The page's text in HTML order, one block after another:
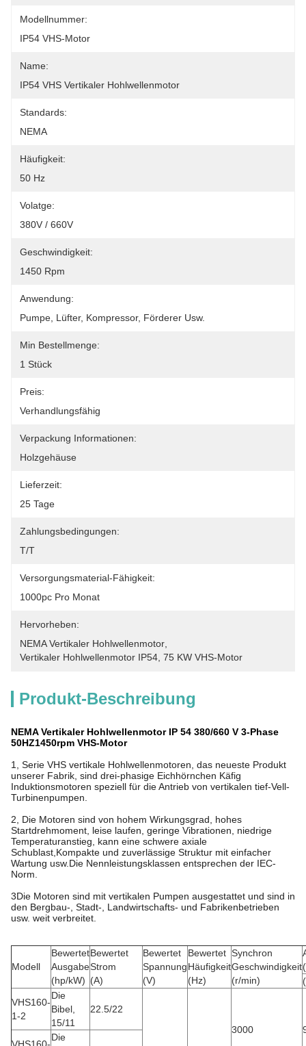
Modellnummer:
IP54 VHS-Motor
Name:
IP54 VHS Vertikaler Hohlwellenmotor
Standards:
NEMA
Häufigkeit:
50 Hz
Volatge:
380V / 660V
Geschwindigkeit:
1450 Rpm
Anwendung:
Pumpe, Lüfter, Kompressor, Förderer Usw.
Min Bestellmenge:
1 Stück
Preis:
Verhandlungsfähig
Verpackung Informationen:
Holzgehäuse
Lieferzeit:
25 Tage
Zahlungsbedingungen:
T/T
Versorgungsmaterial-Fähigkeit:
1000pc Pro Monat
Hervorheben:
NEMA Vertikaler Hohlwellenmotor
Vertikaler Hohlwellenmotor IP54 75 KW VHS-Motor
Produkt-Beschreibung
NEMA Vertikaler Hohlwellenmotor IP 54 380/660 V 3-Phase
50HZ1450rpm VHS-Motor
1, Serie VHS vertikale Hohlwellenmotoren, das neueste Produkt
unserer Fabrik, sind drei-phasige Eichhörnchen Käfig
Induktionsmotoren speziell für die Antrieb von vertikalen tief-Vell-
Turbinenpumpen.
2, Die Motoren sind von hohem Wirkungsgrad, hohes
Startdrehmoment, leise laufen, geringe Vibrationen, niedrige
Temperaturanstieg, kann eine schwere axiale
Schublast,Kompakte und zuverlässige Struktur mit einfacher
Wartung usw.Die Nennleistungsklassen entsprechen der IEC-
Norm.
3Die Motoren sind mit vertikalen Pumpen ausgestattet und sind in
den Bergbau-, Stadt-, Landwirtschafts- und Fabrikenbetrieben
usw. weit verbreitet.
Modell
Bewertet
Ausgabe
(hp/kW)
Bewertet
Strom
(A)
Bewertet
Spannung
(V)
Bewertet
Häufigkeit
(Hz)
Synchron
Geschwindigkeit
(r/min)
VHS160-
1-2
Die
Bibel,
15/11
22.5/22
3000
Die